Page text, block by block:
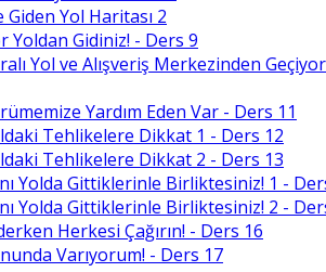
Giden Yol Haritası 2
Yoldan Gidiniz! - Ders 9
Yol ve Alışveriş Merkezinden
Yardım Eden Var - Ders 11
Tehlikelere Dikkat 1 - Ders 12
Tehlikelere Dikkat 2 - Ders 13
Yolda Gittiklerinle Birliktesiniz! 1 -
Yolda Gittiklerinle Birliktesiniz! 2 -
Herkesi Çağırın! - Ders 16
Varıyorum! - Ders 17